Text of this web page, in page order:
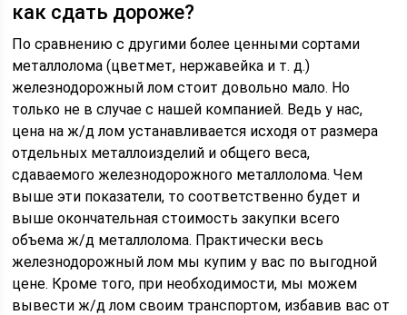
как сдать дороже?
По сравнению с другими более ценными сортами
металлолома (цветмет, нержавейка и т. д.)
железнодорожный лом стоит довольно мало. Но
только не в случае с нашей компанией. Ведь у нас,
цена на ж/д лом устанавливается исходя от размера
отдельных металлоизделий и общего веса,
сдаваемого железнодорожного металлолома. Чем
выше эти показатели, то соответственно будет и
выше окончательная стоимость закупки всего
объема ж/д металлолома. Практически весь
железнодорожный лом мы купим у вас по выгодной
цене. Кроме того, при необходимости, мы можем
вывести ж/д лом своим транспортом, избавив вас от